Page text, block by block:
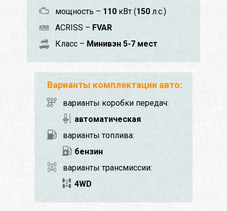
мощность – 110 кВт (150 л.с.)
ACRISS – FVAR
Класс – Минивэн 5-7 мест
Варианты комплектации авто:
варианты коробки передач:
автоматическая
варианты топлива:
бензин
варианты трансмиссии:
4WD